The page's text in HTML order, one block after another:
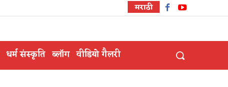
मराठी
धर्म संस्कृति ब्लॉग वीडियो गैलरी